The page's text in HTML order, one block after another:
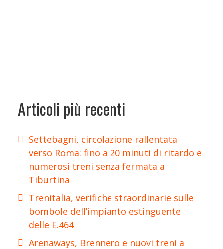
Articoli più recenti
Settebagni, circolazione rallentata
verso Roma: fino a 20 minuti di ritardo e
numerosi treni senza fermata a
Tiburtina
Trenitalia, verifiche straordinarie sulle
bombole dell’impianto estinguente
delle E.464
Arenaways, Brennero e nuovi treni a